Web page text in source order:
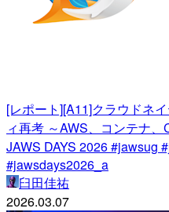
[レポート][A11]クラウドネ
ィ再考 ～AWS、コンテナ
JAWS DAYS 2026 #jawsug
#jawsdays2026_a
臼田佳祐
2026.03.07